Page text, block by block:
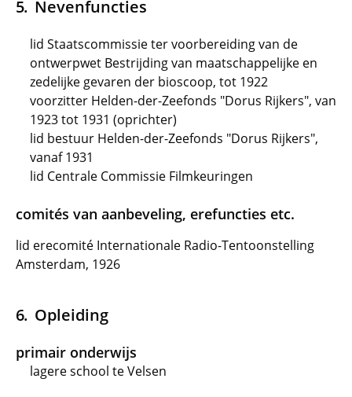
Nevenfuncties
lid Staatscommissie ter voorbereiding van de
ontwerpwet Bestrijding van maatschappelijke en
zedelijke gevaren der bioscoop, tot 1922
voorzitter Helden-der-Zeefonds "Dorus Rijkers", van
1923 tot 1931 (oprichter)
lid bestuur Helden-der-Zeefonds "Dorus Rijkers",
vanaf 1931
lid Centrale Commissie Filmkeuringen
comités van aanbeveling, erefuncties etc.
lid erecomité Internationale Radio-Tentoonstelling
Amsterdam, 1926
Opleiding
primair onderwijs
lagere school te Velsen